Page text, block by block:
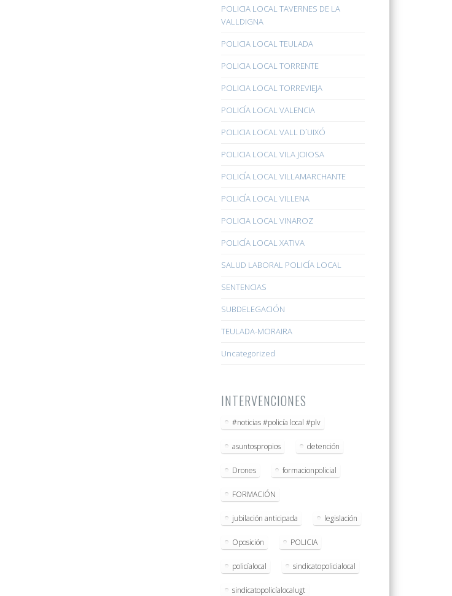
POLICIA LOCAL TAVERNES DE LA
VALLDIGNA
POLICIA LOCAL TEULADA
POLICIA LOCAL TORRENTE
POLICIA LOCAL TORREVIEJA
POLICÍA LOCAL VALENCIA
POLICIA LOCAL VALL D´UIXÓ
POLICIA LOCAL VILA JOIOSA
POLICÍA LOCAL VILLAMARCHANTE
POLICÍA LOCAL VILLENA
POLICIA LOCAL VINAROZ
POLICÍA LOCAL XATIVA
SALUD LABORAL POLICÍA LOCAL
SENTENCIAS
SUBDELEGACIÓN
TEULADA-MORAIRA
Uncategorized
INTERVENCIONES
#noticias #policía local #plv
asuntospropios detención
Drones formacionpolicial
FORMACIÓN
jubilación anticipada legislación
Oposición POLICIA
policíalocal sindicatopolicialocal
sindicatopolicíalocalugt